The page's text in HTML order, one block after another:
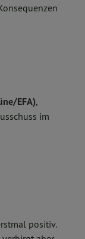
EFA),
im
positiv.